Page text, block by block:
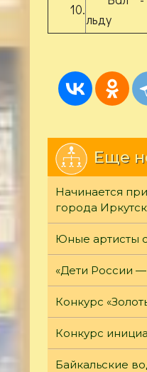
10.
льду
Еще
Начинается
города
Юные артисты
«Дети России —
Конкурс
Конкурс
Байкальские